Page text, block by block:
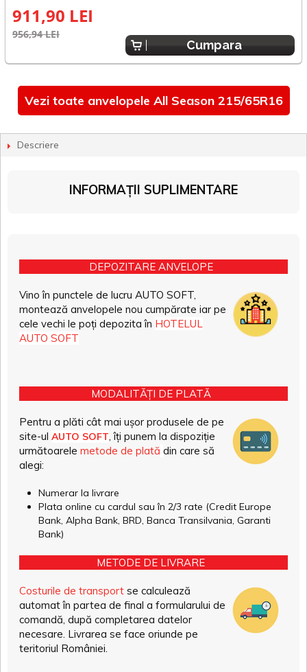
911,90 LEI
956,94 LEI
Cumpara
Vezi toate anvelopele All Season 215/65R16
Descriere
INFORMAȚII SUPLIMENTARE
DEPOZITARE ANVELOPE
Vino în punctele de lucru AUTO SOFT,
montează anvelopele nou cumpărate iar pe
cele vechi le poți depozita în HOTELUL
AUTO SOFT
MODALITĂȚI DE PLATĂ
Pentru a plăti cât mai ușor produsele de pe
site-ul AUTO SOFT, îți punem la dispoziție
următoarele metode de plată din care să
alegi:
Numerar la livrare
Plata online cu cardul sau în 2/3 rate (Credit Europe
Bank, Alpha Bank, BRD, Banca Transilvania, Garanti
Bank)
METODE DE LIVRARE
Costurile de transport se calculează
automat în partea de final a formularului de
comandă, după completarea datelor
necesare. Livrarea se face oriunde pe
teritoriul României.